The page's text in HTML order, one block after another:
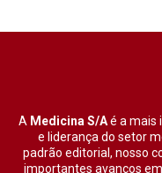
A Medicina S/Aé a mais
e liderança do setor
padrão editorial, nosso
importantes avanços